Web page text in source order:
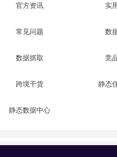
官方资讯 实
常见问题 数
数据抓取 竞
跨境干货 静态
静态数据中心